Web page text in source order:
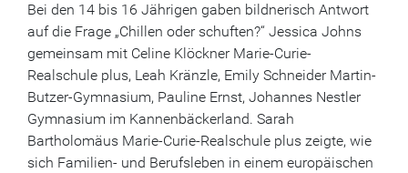
Bei den 14 bis 16 Jährigen gaben bildnerisch Antwort
auf die Frage „Chillen oder schuften?“ Jessica Johns
gemeinsam mit Celine Klöckner Marie-Curie-
Realschule plus, Leah Kränzle, Emily Schneider Martin-
Butzer-Gymnasium, Pauline Ernst, Johannes Nestler
Gymnasium im Kannenbäckerland. Sarah
Bartholomäus Marie-Curie-Realschule plus zeigte, wie
sich Familien- und Berufsleben in einem europäischen